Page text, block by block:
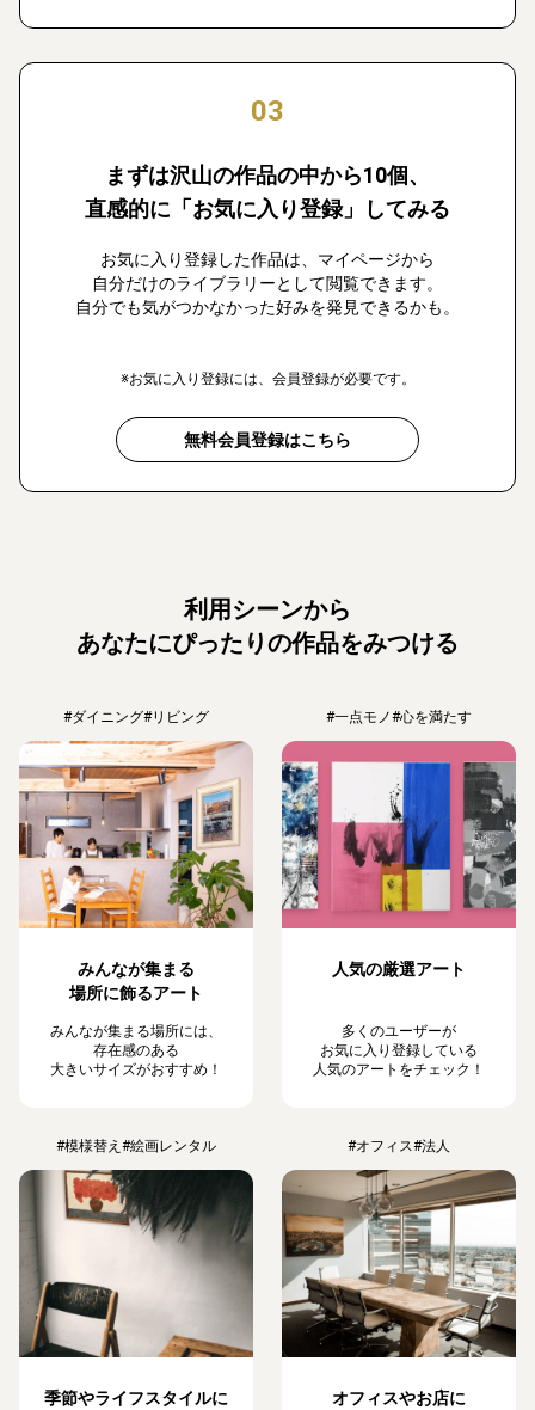
03
まずは沢山の作品の中から10個、
直感的に「お気に入り登録」してみる
お気に入り登録した作品は、マイページから
自分だけのライブラリーとして閲覧できます。
自分でも気がつかなかった好みを発見できるかも。
※お気に入り登録には、会員登録が必要です。
無料会員登録はこちら
利用シーンから
あなたにぴったりの作品をみつける
#ダイニング#リビング
みんなが集まる
場所に飾るアート
みんなが集まる場所には、
存在感のある
大きいサイズがおすすめ！
#一点モノ#心を満たす
人気の厳選アート
多くのユーザーが
お気に入り登録している
人気のアートをチェック！
#模様替え #絵画レンタル
季節やライフスタイルに
#オフィス#法人
オフィスやお店に